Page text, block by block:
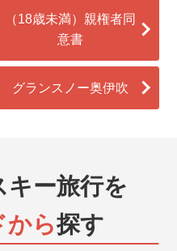
（18歳未満）親権者同
意書
グランスノー奥伊吹
キー旅行を
から探す